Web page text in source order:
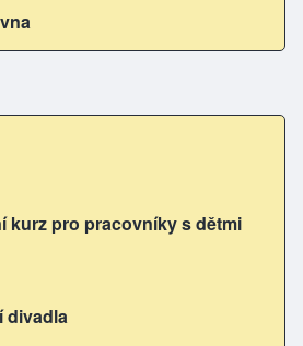
kurz pro pracovníky s dětmi
divadla